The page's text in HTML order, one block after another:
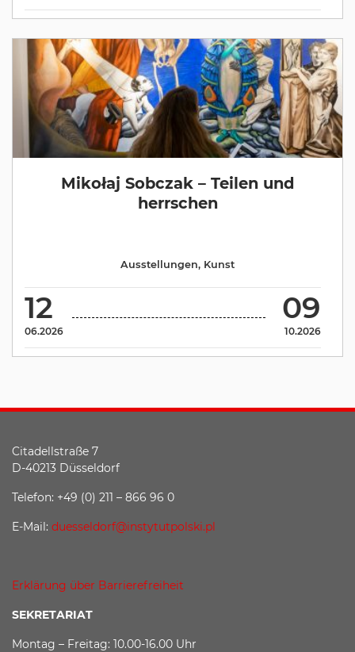
Mikołaj Sobczak – Teilen und
herrschen
12
06.2026
09
10.2026
Ausstellungen, Kunst
Citadellstraße 7
D-40213 Düsseldorf
Telefon: +49 (0) 211 – 866 96 0
E-Mail: duesseldorf@instytutpolski.pl
Erklärung über Barrierefreiheit
SEKRETARIAT
Montag – Freitag: 10.00-16.00 Uhr